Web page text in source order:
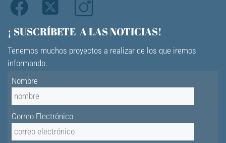
¡ SUSCRÍBETE A LAS NOTICIAS!
Tenemos muchos proyectos a realizar de los que iremos
informando.
Nombre
Correo Electrónico